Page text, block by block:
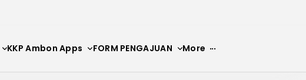
KKP Ambon Apps FORM PENGAJUAN More